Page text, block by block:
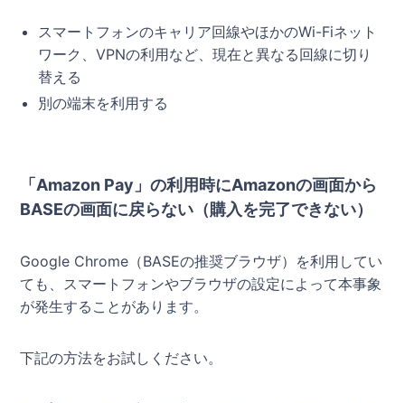
スマートフォンのキャリア回線やほかのWi-Fiネット
ワーク、VPNの利用など、現在と異なる回線に切り
替える
別の端末を利用する
「Amazon Pay」の利用時にAmazonの画面から
BASEの画面に戻らない（購入を完了できない）
Google Chrome（BASEの推奨ブラウザ）を利用してい
ても、スマートフォンやブラウザの設定によって本事象
が発生することがあります。
下記の方法をお試しください。